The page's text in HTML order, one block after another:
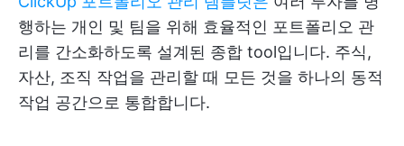
행하는 개인 및 팀을 위해 효율적인 포트폴리오 관
리를 간소화하도록 설계된 종합 tool입니다. 주식,
자산, 조직 작업을 관리할 때 모든 것을 하나의 동적
작업 공간으로 통합합니다.